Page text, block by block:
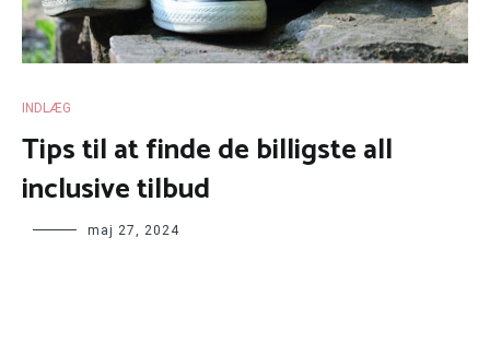
INDLÆG
Tips til at finde de billigste all
inclusive tilbud
maj 27, 2024